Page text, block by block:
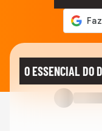
O ESSENCIAL DO